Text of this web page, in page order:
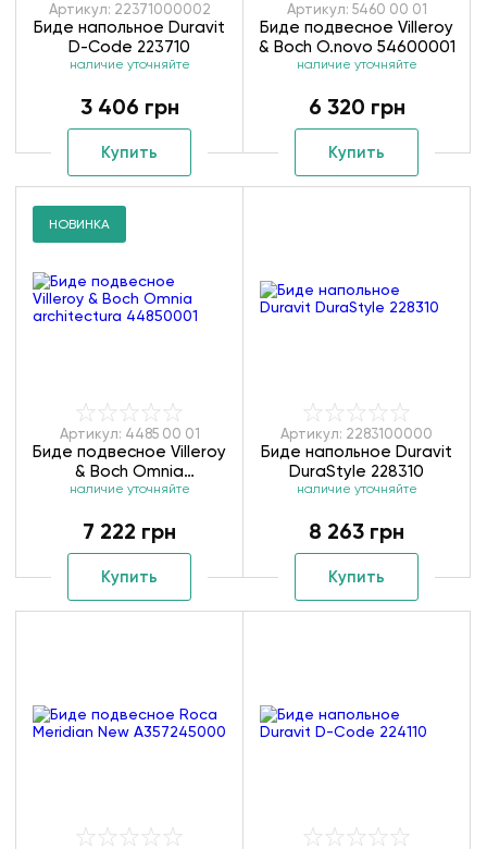
Артикул: 22371000002
Биде напольное Duravit
D-Code 223710
наличие уточняйте
3 406 грн
Купить
Артикул: 5460 00 01
Биде подвесное Villeroy
& Boch O.novo 54600001
наличие уточняйте
6 320 грн
Купить
НОВИНКА
Артикул: 4485 00 01
Биде подвесное Villeroy
& Boch Omnia
architectura 44850001
наличие уточняйте
7 222 грн
Купить
Артикул: 2283100000
Биде напольное Duravit
DuraStyle 228310
наличие уточняйте
8 263 грн
Купить